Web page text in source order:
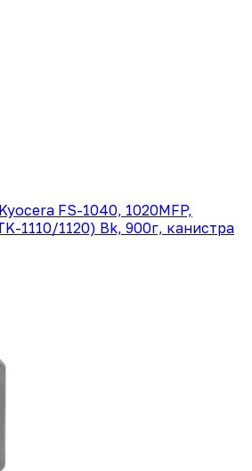
FS-1040, 1020MFP,
1110/1120) Bk, 900г, канистра